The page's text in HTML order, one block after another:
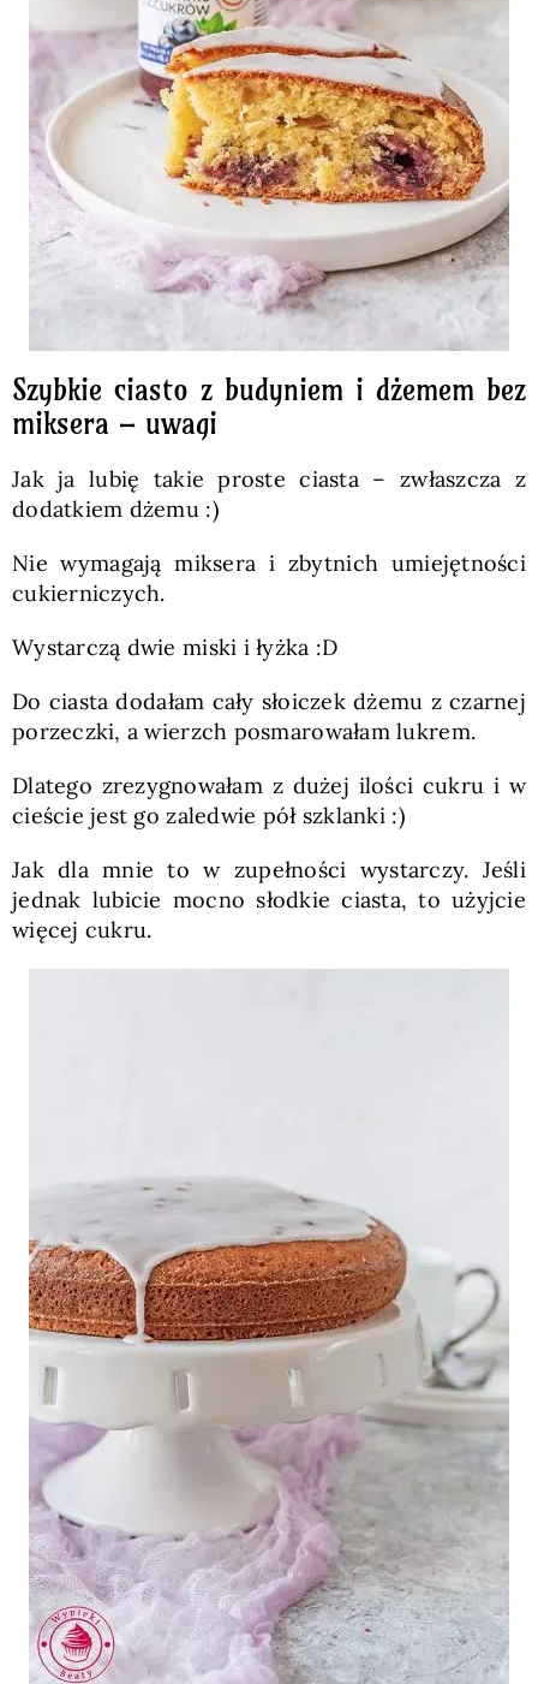
Szybkie ciasto z budyniem i dżemem bez
miksera – uwagi
Jak ja lubię takie proste ciasta – zwłaszcza z
dodatkiem dżemu :)
Nie wymagają miksera i zbytnich umiejętności
cukierniczych.
Wystarczą dwie miski i łyżka :D
Do ciasta dodałam cały słoiczek dżemu z czarnej
porzeczki, a wierzch posmarowałam lukrem.
Dlatego zrezygnowałam z dużej ilości cukru i w
cieście jest go zaledwie pół szklanki :)
Jak dla mnie to w zupełności wystarczy. Jeśli
jednak lubicie mocno słodkie ciasta, to użyjcie
więcej cukru.